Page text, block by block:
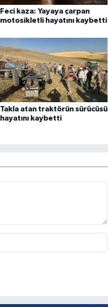
Feci kaza: Yayaya çarpan
motosikletli hayatını kaybetti
Takla atan traktörün sürücüsü
hayatını kaybetti